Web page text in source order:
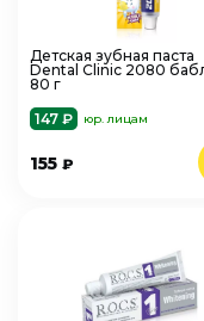
Детская зубная паста
Dental Clinic 2080
80 г
147 ₽
юр. лицам
155 ₽